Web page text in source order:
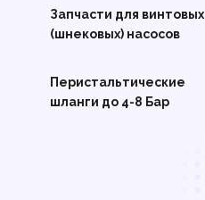
Запчасти для винтовых
(шнековых) насосов
Перистальтические
шланги до 4-8 Бар